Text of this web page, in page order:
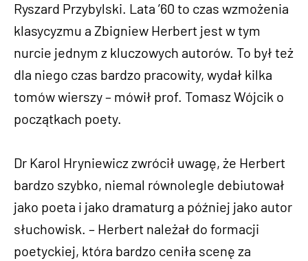
Ryszard Przybylski. Lata ’60 to czas wzmożenia
klasycyzmu a Zbigniew Herbert jest w tym
nurcie jednym z kluczowych autorów. To był też
dla niego czas bardzo pracowity, wydał kilka
tomów wierszy – mówił prof. Tomasz Wójcik o
początkach poety.
Dr Karol Hryniewicz zwrócił uwagę, że Herbert
bardzo szybko, niemal równolegle debiutował
jako poeta i jako dramaturg a później jako autor
słuchowisk. – Herbert należał do formacji
poetyckiej, która bardzo ceniła scenę za